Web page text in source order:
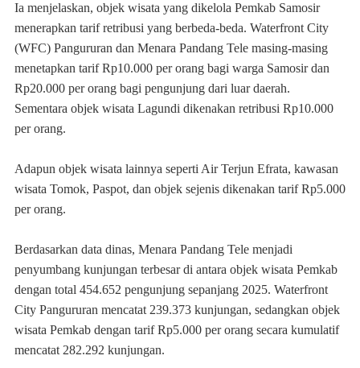
Ia menjelaskan, objek wisata yang dikelola Pemkab Samosir
menerapkan tarif retribusi yang berbeda-beda. Waterfront City
(WFC) Pangururan dan Menara Pandang Tele masing-masing
menetapkan tarif Rp10.000 per orang bagi warga Samosir dan
Rp20.000 per orang bagi pengunjung dari luar daerah.
Sementara objek wisata Lagundi dikenakan retribusi Rp10.000
per orang.
Adapun objek wisata lainnya seperti Air Terjun Efrata, kawasan
wisata Tomok, Paspot, dan objek sejenis dikenakan tarif Rp5.000
per orang.
Berdasarkan data dinas, Menara Pandang Tele menjadi
penyumbang kunjungan terbesar di antara objek wisata Pemkab
dengan total 454.652 pengunjung sepanjang 2025. Waterfront
City Pangururan mencatat 239.373 kunjungan, sedangkan objek
wisata Pemkab dengan tarif Rp5.000 per orang secara kumulatif
mencatat 282.292 kunjungan.